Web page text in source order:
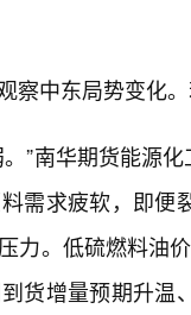
察中东局势变化
”南华期货能源
需求疲软，即
力。低硫燃料油
货增量预期升